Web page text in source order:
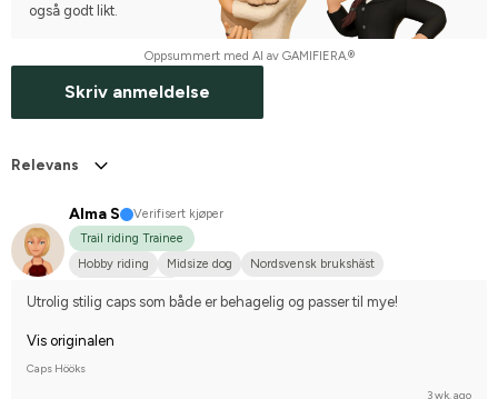
også godt likt.
Oppsummert med AI av GAMIFIERA.®
Skriv anmeldelse
Relevans
Alma S
Verifisert kjøper
Trail riding Trainee
Hobby riding
Midsize dog
Nordsvensk brukshäst
Utrolig stilig caps som både er behagelig og passer til mye!
Vis originalen
Caps Hööks
3 wk. ago